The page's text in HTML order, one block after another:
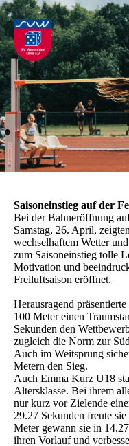
Saisoneinstieg auf der
Bei der Bahneröffnung
Samstag, 26. April,
wechselhaftem Wetter
zum Saisoneinstieg tolle
Motivation und
Freiluftsaison eröffnet.
Herausragend
100 Meter einen
Sekunden den
zugleich die Norm zur
Auch im Weitsprung
Metern den Sieg.
Auch Emma Kurz U18
Altersklasse. Bei ihrem
nur kurz vor Zielende
29.27 Sekunden freute
Meter gewann sie in
ihren Vorlauf und